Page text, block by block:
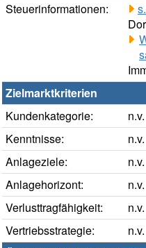
Steuerinformationen:
Zielmarktkriterien
Kundenkategorie:
n.v.
Kenntnisse:
n.v.
Anlageziele:
n.v.
Anlagehorizont:
n.v.
Verlusttragfähigkeit:
n.v.
Vertriebsstrategie:
n.v.